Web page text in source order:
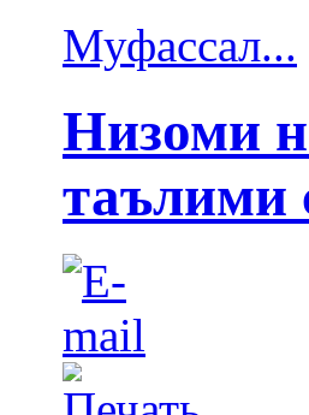
Муфассал...
Низоми
таълими